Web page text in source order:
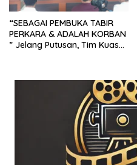
“SEBAGAI PEMBUKA TABIR
PERKARA & ADALAH KORBAN
” Jelang Putusan, Tim Kuasa
bebaskan & di Lindungi
Hukum dan dapat dijadikan
Justice Collaborator (JC)
dalam Mengusut Dugaan
Tindak Pidana Korupsi.